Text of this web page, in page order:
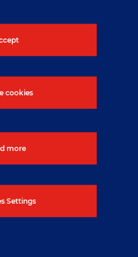
Svatého
cookies
more
Settings